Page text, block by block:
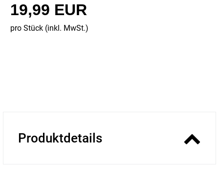
19,99 EUR
pro Stück (inkl. MwSt.)
Produktdetails